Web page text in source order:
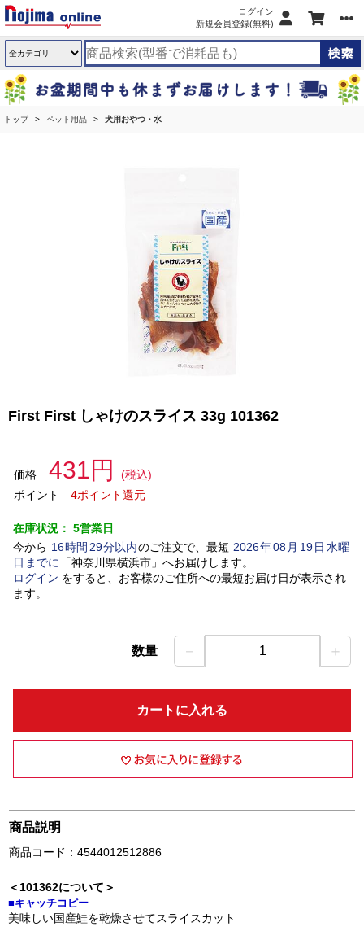
ログイン
新規会員登録(無料)
トップ ペット用品 犬用おやつ・水
First First しゃけのスライス 33g 101362
価格 431円
(税込)
ポイント
4ポイント還元
在庫状況： 5営業日
今から 16時間 29分以内のご注文で、最短 2026年08 月 19日水曜
日 までに 「神奈川県横浜市」 へお届けします。
ログイン をすると、お客様のご住所への最短お届け日が表示され
ます。
数量 － 1 ＋
カートに入れる
商品説明
商品コード：4544012512886
＜101362について＞
■キャッチコピー
美味しい国産鮭を乾燥させてスライスカット